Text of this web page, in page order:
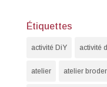
Étiquettes
activité DiY activité
atelier atelier